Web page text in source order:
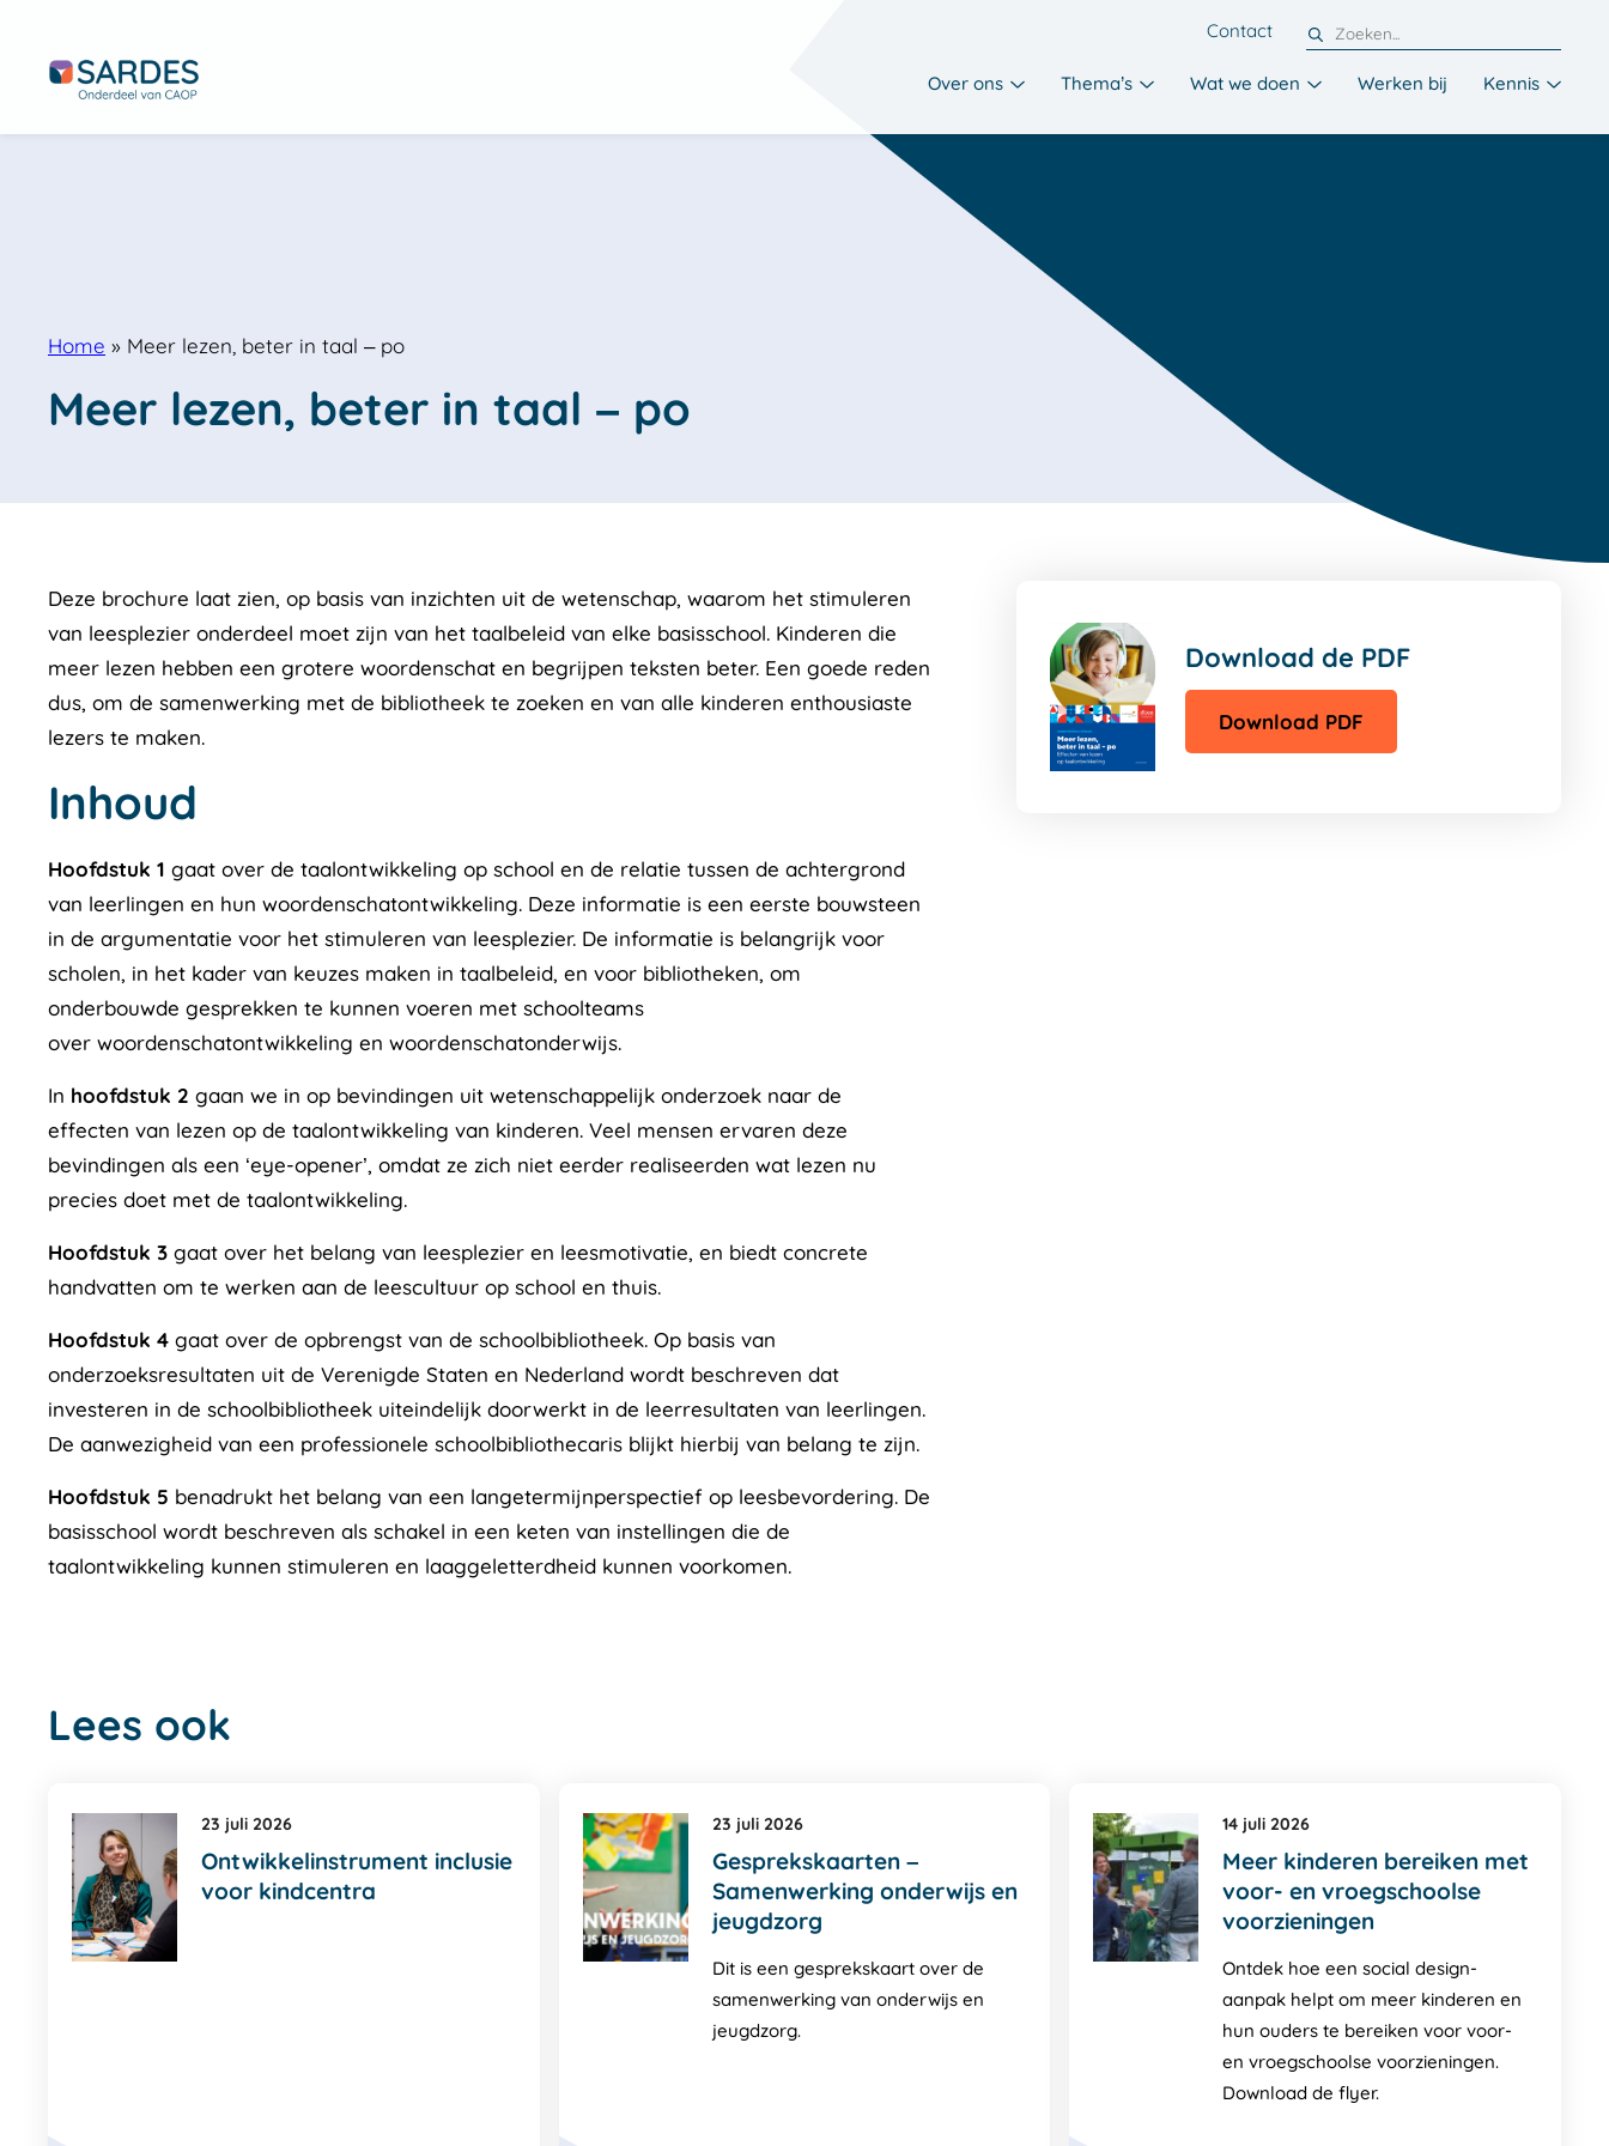
Contact
Over ons Thema’s Wat we doen Werken bij Kennis
Home » Meer lezen, beter in taal – po
Meer lezen, beter in taal – po
Deze brochure laat zien, op basis van inzichten uit de wetenschap, waarom het stimuleren
van leesplezier onderdeel moet zijn van het taalbeleid van elke basisschool. Kinderen die
meer lezen hebben een grotere woordenschat en begrijpen teksten beter. Een goede reden
dus, om de samenwerking met de bibliotheek te zoeken en van alle kinderen enthousiaste
lezers te maken.
Inhoud
Hoofdstuk 1 gaat over de taalontwikkeling op school en de relatie tussen de achtergrond
van leerlingen en hun woordenschatontwikkeling. Deze informatie is een eerste bouwsteen
in de argumentatie voor het stimuleren van leesplezier. De informatie is belangrijk voor
scholen, in het kader van keuzes maken in taalbeleid, en voor bibliotheken, om
onderbouwde gesprekken te kunnen voeren met schoolteams
over woordenschatontwikkeling en woordenschatonderwijs.
In hoofdstuk 2 gaan we in op bevindingen uit wetenschappelijk onderzoek naar de
effecten van lezen op de taalontwikkeling van kinderen. Veel mensen ervaren deze
bevindingen als een ‘eye-opener’, omdat ze zich niet eerder realiseerden wat lezen nu
precies doet met de taalontwikkeling.
Hoofdstuk 3 gaat over het belang van leesplezier en leesmotivatie, en biedt concrete
handvatten om te werken aan de leescultuur op school en thuis.
Hoofdstuk 4 gaat over de opbrengst van de schoolbibliotheek. Op basis van
onderzoeksresultaten uit de Verenigde Staten en Nederland wordt beschreven dat
investeren in de schoolbibliotheek uiteindelijk doorwerkt in de leerresultaten van leerlingen.
De aanwezigheid van een professionele schoolbibliothecaris blijkt hierbij van belang te zijn.
Hoofdstuk 5 benadrukt het belang van een langetermijnperspectief op leesbevordering. De
basisschool wordt beschreven als schakel in een keten van instellingen die de
taalontwikkeling kunnen stimuleren en laaggeletterdheid kunnen voorkomen.
Download de PDF
Download PDF
Lees ook
23 juli 2026
Ontwikkelinstrument inclusie
voor kindcentra
23 juli 2026
Gesprekskaarten –
Samenwerking onderwijs en
jeugdzorg
Dit is een gesprekskaart over de
samenwerking van onderwijs en
jeugdzorg.
14 juli 2026
Meer kinderen bereiken met
voor- en vroegschoolse
voorzieningen
Ontdek hoe een social design-
aanpak helpt om meer kinderen en
hun ouders te bereiken voor voor-
en vroegschoolse voorzieningen.
Download de flyer.